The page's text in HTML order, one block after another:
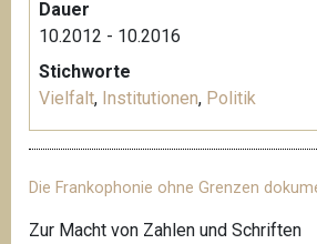
Dauer
10.2012 - 10.2016
Stichworte
Vielfalt, Institutionen, Politik
Die Frankophonie ohne Grenzen
Zur Macht von Zahlen und Schriften